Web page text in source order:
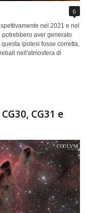
0
nel 2021 e nel
aver generato
ipotesi fosse corretta,
nell'atmosfera di
CG31 e